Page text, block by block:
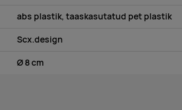
abs plastik, taaskasutatud pet plastik
Scx.design
Ø 8 cm